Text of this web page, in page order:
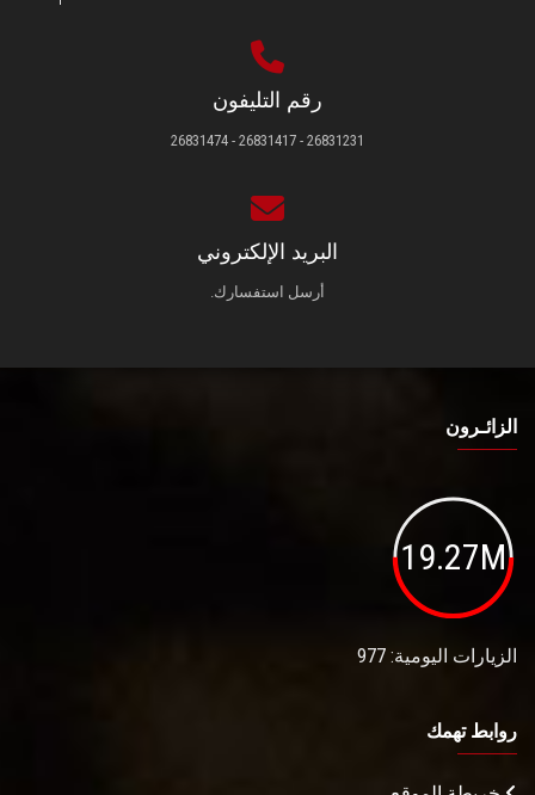
رقم التليفون
26831231 - 26831417 - 26831474
البريد الإلكتروني
أرسل استفسارك.
الزائـرون
19.27M
الزيارات اليومية: 977
روابط تهمك